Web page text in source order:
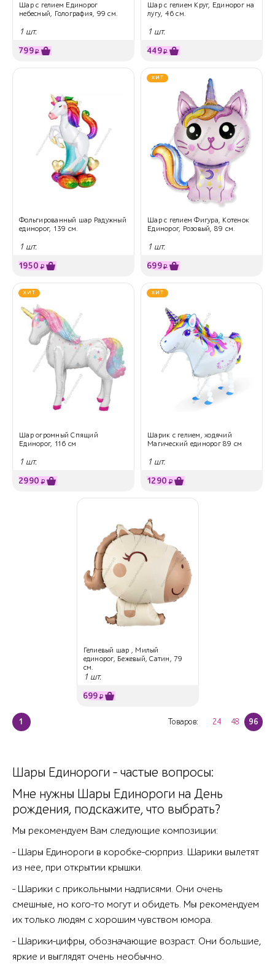
Шар с гелием Единорог
небесный, Голография, 99 см.
1 шт.
799₽
Шар с гелием Круг, Единорог на
лугу, 46 см.
1 шт.
449₽
Фольгированный шар Радужный
единорог, 139 см.
1 шт.
1950 ₽
ХИТ
Шар с гелием Фигура, Котенок
Единорог, Розовый, 89 см.
1 шт.
699₽
ХИТ
Шар огромный Спящий
Единорог, 116 см
1 шт.
2990 ₽
ХИТ
Шарик с гелием, ходячий
Магический единорог 89 см
1 шт.
1290 ₽
Гелиевый шар , Милый
единорог, Бежевый, Сатин, 79
см.
1 шт.
699 ₽
1 Товаров: 24 48 96
Шары Единороги - частые вопросы:
Мне нужны Шары Единороги на День
рождения, подскажите, что выбрать?
Мы рекомендуем Вам следующие композиции:
- Шары Единороги в коробке-сюрприз. Шарики вылетят
из нее, при открытии крышки.
- Шарики с прикольными надписями. Они очень
смешные, но кого-то могут и обидеть. Мы рекомендуем
их только людям с хорошим чувством юмора.
- Шарики-цифры, обозначающие возраст. Они большие,
яркие и выглядят очень необычно.